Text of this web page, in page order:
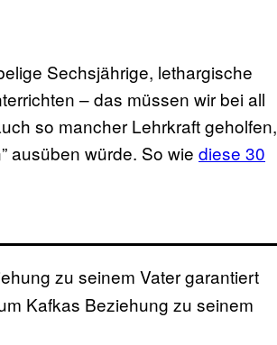
Sechsjährige, lethargische
– das müssen wir bei all
so mancher Lehrkraft geholfen,
ausüben würde. So wie diese 30
zu seinem Vater garantiert
Kafkas Beziehung zu seinem